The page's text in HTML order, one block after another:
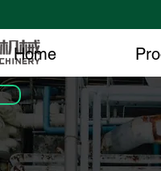
Home